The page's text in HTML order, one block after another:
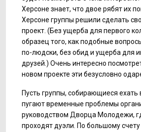
Херсоне знает, что двое рябят их
Херсоне группы решили сделать
проект. (Без ущерба для первого
образец того, как подобные
по-людски, без обид и ущерба для
друзей.) Очень интересно
новом проекте эти безусловно
Пусть группы, собирающиеся ехать
пугают временные проблемы
руководством Дворца Молодежи,
проходят дуэли. По большому